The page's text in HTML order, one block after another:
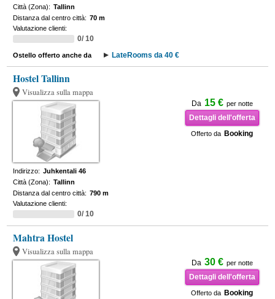
Città (Zona): Tallinn
Distanza dal centro città: 70 m
Valutazione clienti:
0/ 10
Ostello offerto anche da LateRooms da 40 €
Hostel Tallinn
Visualizza sulla mappa
Da 15 € per notte
Dettagli dell'offerta
Offerto da Booking
Indirizzo: Juhkentali 46
Città (Zona): Tallinn
Distanza dal centro città: 790 m
Valutazione clienti:
0/ 10
Mahtra Hostel
Visualizza sulla mappa
Da 30 € per notte
Dettagli dell'offerta
Offerto da Booking